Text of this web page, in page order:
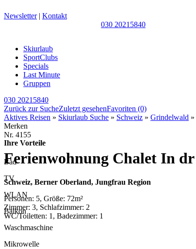
Newsletter| Kontakt
030 20215840
Skiurlaub
SportClubs
Specials
Last Minute
Gruppen
030 20215840
Zurück zur SucheZuletzt gesehenFavoriten (0)
Aktives Reisen » Skiurlaub Suche » Schweiz » Grindelwald
Merken
Nr. 4155
Ferienwohnung Chalet In
Schweiz, Berner Oberland, Jungfrau Region
Personen: 5, Größe: 72m²
Zimmer: 3, Schlafzimmer: 2
WC/Toiletten: 1, Badezimmer: 1
Ihre Vorteile
Bad
TV
WLAN
Balkon
Waschmaschine
Mikrowelle